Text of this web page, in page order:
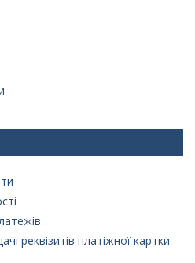
реквізитів платіжної картки